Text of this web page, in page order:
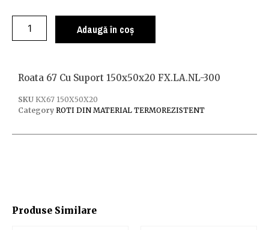
Adaugă în coș
Produse Similare
Roata 67 Cu Suport 150x50x20 FX.LA.NL-300
SKU KX67 150X50X20
Category ROTI DIN MATERIAL TERMOREZISTENT